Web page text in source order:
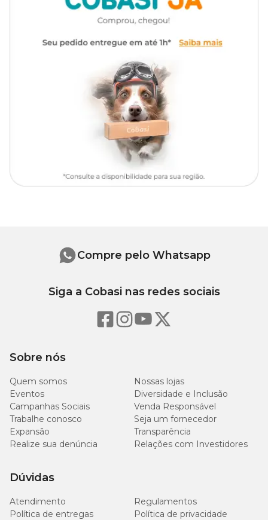
Sobre nós
Quem somos
Nossas lojas
Eventos
Diversidade e Inclusão
Campanhas Sociais
Venda Responsável
Trabalhe conosco
Seja um fornecedor
Expansão
Transparência
Realize sua denúncia
Relações com Investidores
Dúvidas
Atendimento
Regulamentos
Política de entregas
Política de privacidade
Compre pelo Whatsapp
Siga a Cobasi nas redes sociais